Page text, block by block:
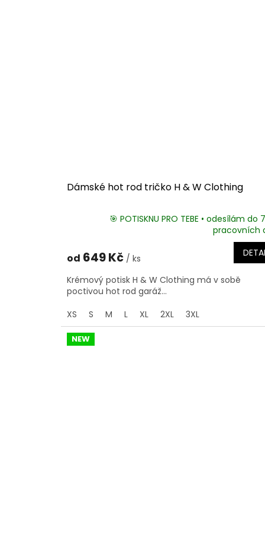
Dámské hot rod tričko H & W Clothing
🎯 POTISKNU PRO TEBE • odesílám do
pracovních
od 649 Kč / ks
Krémový potisk H & W Clothing má v sobě
poctivou hot rod garáž...
XS
S M L XL 2XL 3XL
NEW